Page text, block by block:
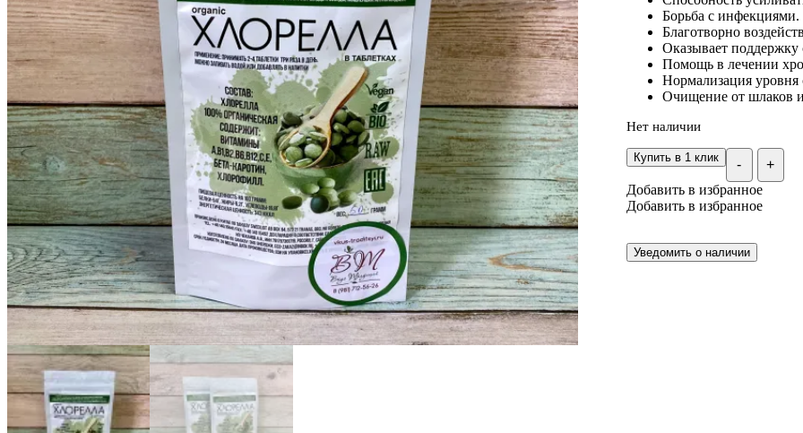
Борьба с инфекциями.
Благотворно
Оказывает поддержку
Помощь в лечении
Нормализация уровня
Очищение от шлаков
Нет наличии
- +
Купить в 1 клик
Добавить в избранное
Добавить в избранное